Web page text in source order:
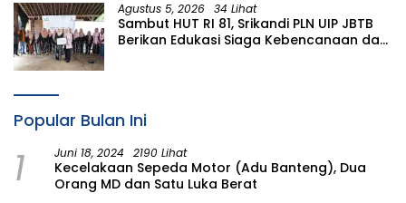
Agustus 5, 2026 34 Lihat
Sambut HUT RI 81, Srikandi PLN UIP JBTB
Berikan Edukasi Siaga Kebencanaan dan
Popular Bulan Ini
1 Juni 18, 2024 2190 Lihat
Kecelakaan Sepeda Motor (Adu Banteng), Dua
Orang MD dan Satu Luka Berat